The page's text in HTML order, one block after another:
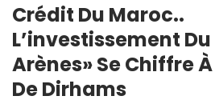
Crédit Du Maroc..
L’investissement Du
Arènes» Se Chiffre
De Dirhams